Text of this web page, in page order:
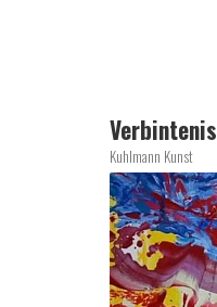
Verbintenis
Kuhlmann Kunst